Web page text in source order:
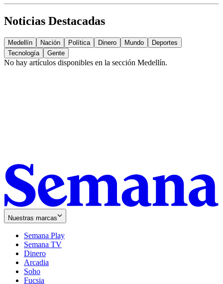
Noticias Destacadas
Medellín Nación Política Dinero Mundo
Deportes
Tecnología
Gente
No hay artículos disponibles en la sección Medellín.
Nuestras marcas
Semana Play
Semana TV
Dinero
Arcadia
Soho
in
Fucsia